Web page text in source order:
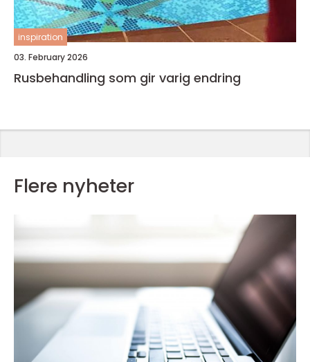
inspiration
03. February 2026
Rusbehandling som gir varig endring
Flere nyheter